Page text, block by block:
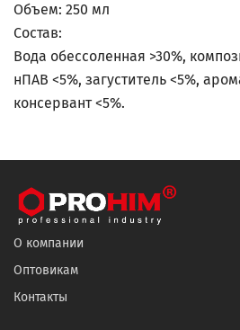
Объем: 250 мл
Состав:
Вода обессоленная >30%,
нПАВ <5%, загуститель <5%,
консервант <5%.
О компании
Оптовикам
Контакты